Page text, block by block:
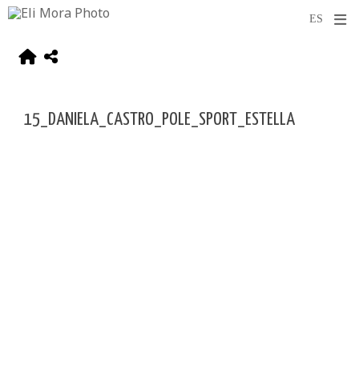
15_DANIELA_CASTRO_POLE_SPORT_ESTELLA